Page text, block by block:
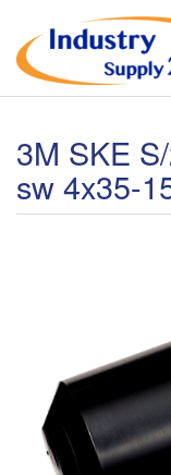
3M SKE
sw 4x35-